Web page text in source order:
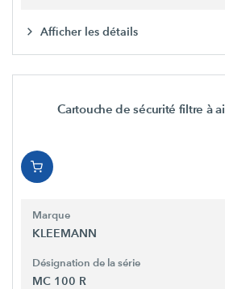
Afficher les détails
Cartouche de sécurité filtre à
Marque
KLEEMANN
Désignation de la série
MC 100 R